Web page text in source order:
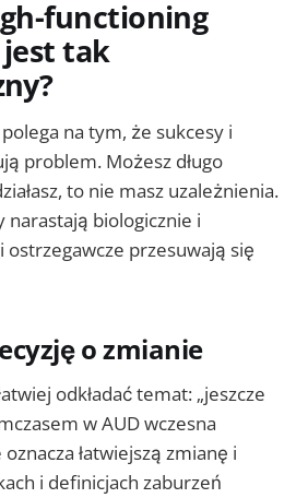
functioning
tak
na tym, że sukcesy i
problem. Możesz długo
to nie masz uzależnienia.
narastają biologicznie i
ostrzegawcze przesuwają się
o zmianie
odkładać temat: „jeszcze
w AUD wczesna
łatwiejszą zmianę i
i definicjach zaburzeń